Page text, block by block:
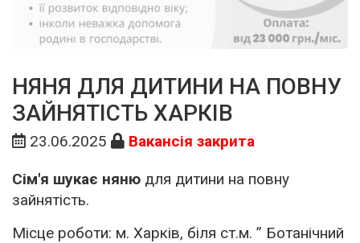
НЯНЯ ДЛЯ ДИТИНИ НА ПОВНУ
ЗАЙНЯТІСТЬ ХАРКІВ
23.06.2025 Вакансія закрита
Сім'я шукає няню для дитини на повну
зайнятість.
Місце роботи: м. Харків, біля ст.м. ” Ботанічний